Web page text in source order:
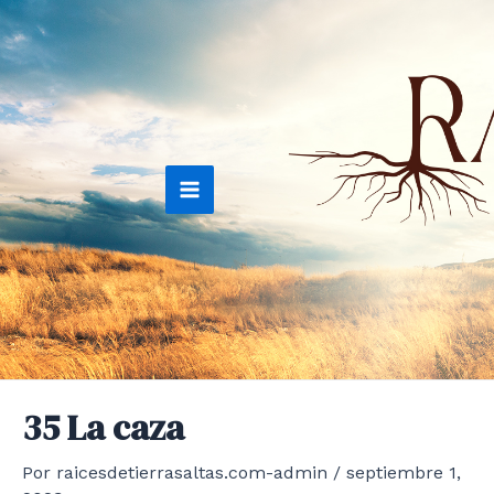
Ir
al
contenido
Main
Menu
35 La caza
Por raicesdetierrasaltas.com-admin / septiembre 1,